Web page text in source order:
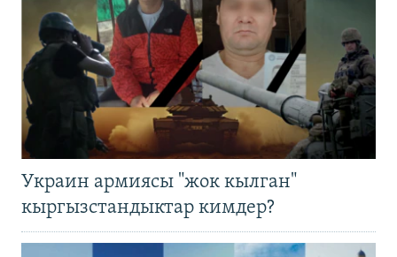
Украин армиясы "жок кылган"
кыргызстандыктар кимдер?